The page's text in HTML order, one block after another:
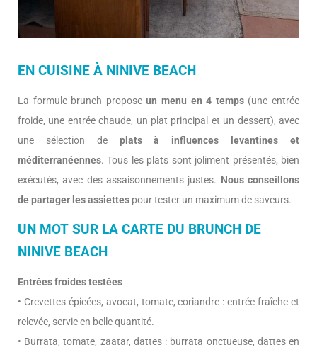
EN CUISINE À NINIVE BEACH
La formule brunch proposeun menu en 4 temps(une entrée
froide, une entrée chaude, un plat principal et un dessert), avec
une sélection de plats à influences levantines et
méditerranéennes. Tous les plats sont joliment présentés, bien
exécutés, avec des assaisonnements justes. Nous conseillons
de partager les assiettes pour tester un maximum de saveurs.
UN MOT SUR LA CARTE DU BRUNCH DE
NINIVE BEACH
Entrées froides testées
• Crevettes épicées, avocat, tomate, coriandre : entrée fraîche et
relevée, servie en belle quantité.
• Burrata, tomate, zaatar, dattes : burrata onctueuse, dattes en